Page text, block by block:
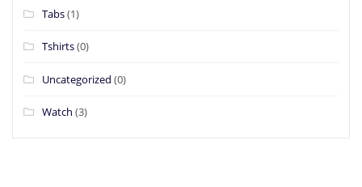
Tabs(1)
Tshirts(0)
Uncategorized (0)
Watch (3)